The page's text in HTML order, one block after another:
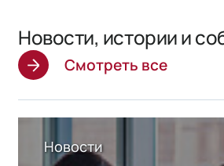
Новости, истории и
Смотреть все
Новости